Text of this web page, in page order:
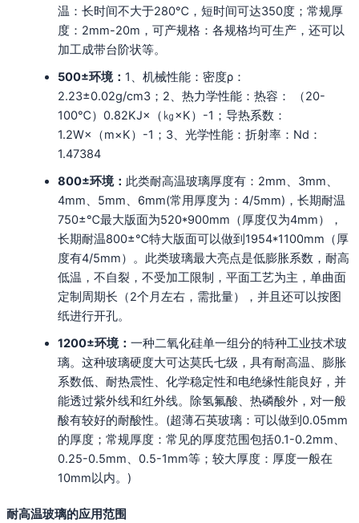
温：长时间不大于280℃，短时间可达350度；常规厚
度：2mm-20m，可产规格：各规格均可生产，还可以
加工成带台阶状等。
500±环境： 1、机械性能：密度ρ：
2.23±0.02g/cm3；2、热力学性能：热容： （20-
100℃）0.82KJ×（㎏×K）-1；导热系数：
1.2W×（m×K）-1；3、光学性能：折射率：Nd：
1.47384
800±环境： 此类耐高温玻璃厚度有：2mm、3mm、
4mm、5mm、6mm(常用厚度为：4/5mm)，长期耐温
750±℃最大版面为520*900mm（厚度仅为4mm），
长期耐温800±℃特大版面可以做到1954*1100mm（厚
度有4/5mm）。此类玻璃最大亮点是低膨胀系数，耐高
低温，不自裂，不受加工限制，平面工艺为主，单曲面
定制周期长（2个月左右，需批量），并且还可以按图
纸进行开孔。
1200±环境： 一种二氧化硅单一组分的特种工业技术玻
璃。这种玻璃硬度大可达莫氏七级，具有耐高温、膨胀
系数低、耐热震性、化学稳定性和电绝缘性能良好，并
能透过紫外线和红外线。除氢氟酸、热磷酸外，对一般
酸有较好的耐酸性。(超薄石英玻璃‌：可以做到0.05mm
的厚度；常规厚度‌：常见的厚度范围包括0.1-0.2mm、
0.25-0.5mm、0.5-1mm等；较大厚度‌：厚度一般在
10mm以内。)
耐高温玻璃的应用范围